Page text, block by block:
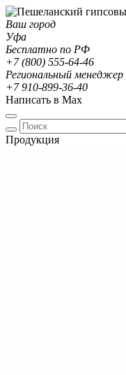
Ваш город
Уфа
Бесплатно по РФ
+7 (800) 555-64-46
Региональный менеджер
+7 910-899-36-40
Написать в Max
Продукция